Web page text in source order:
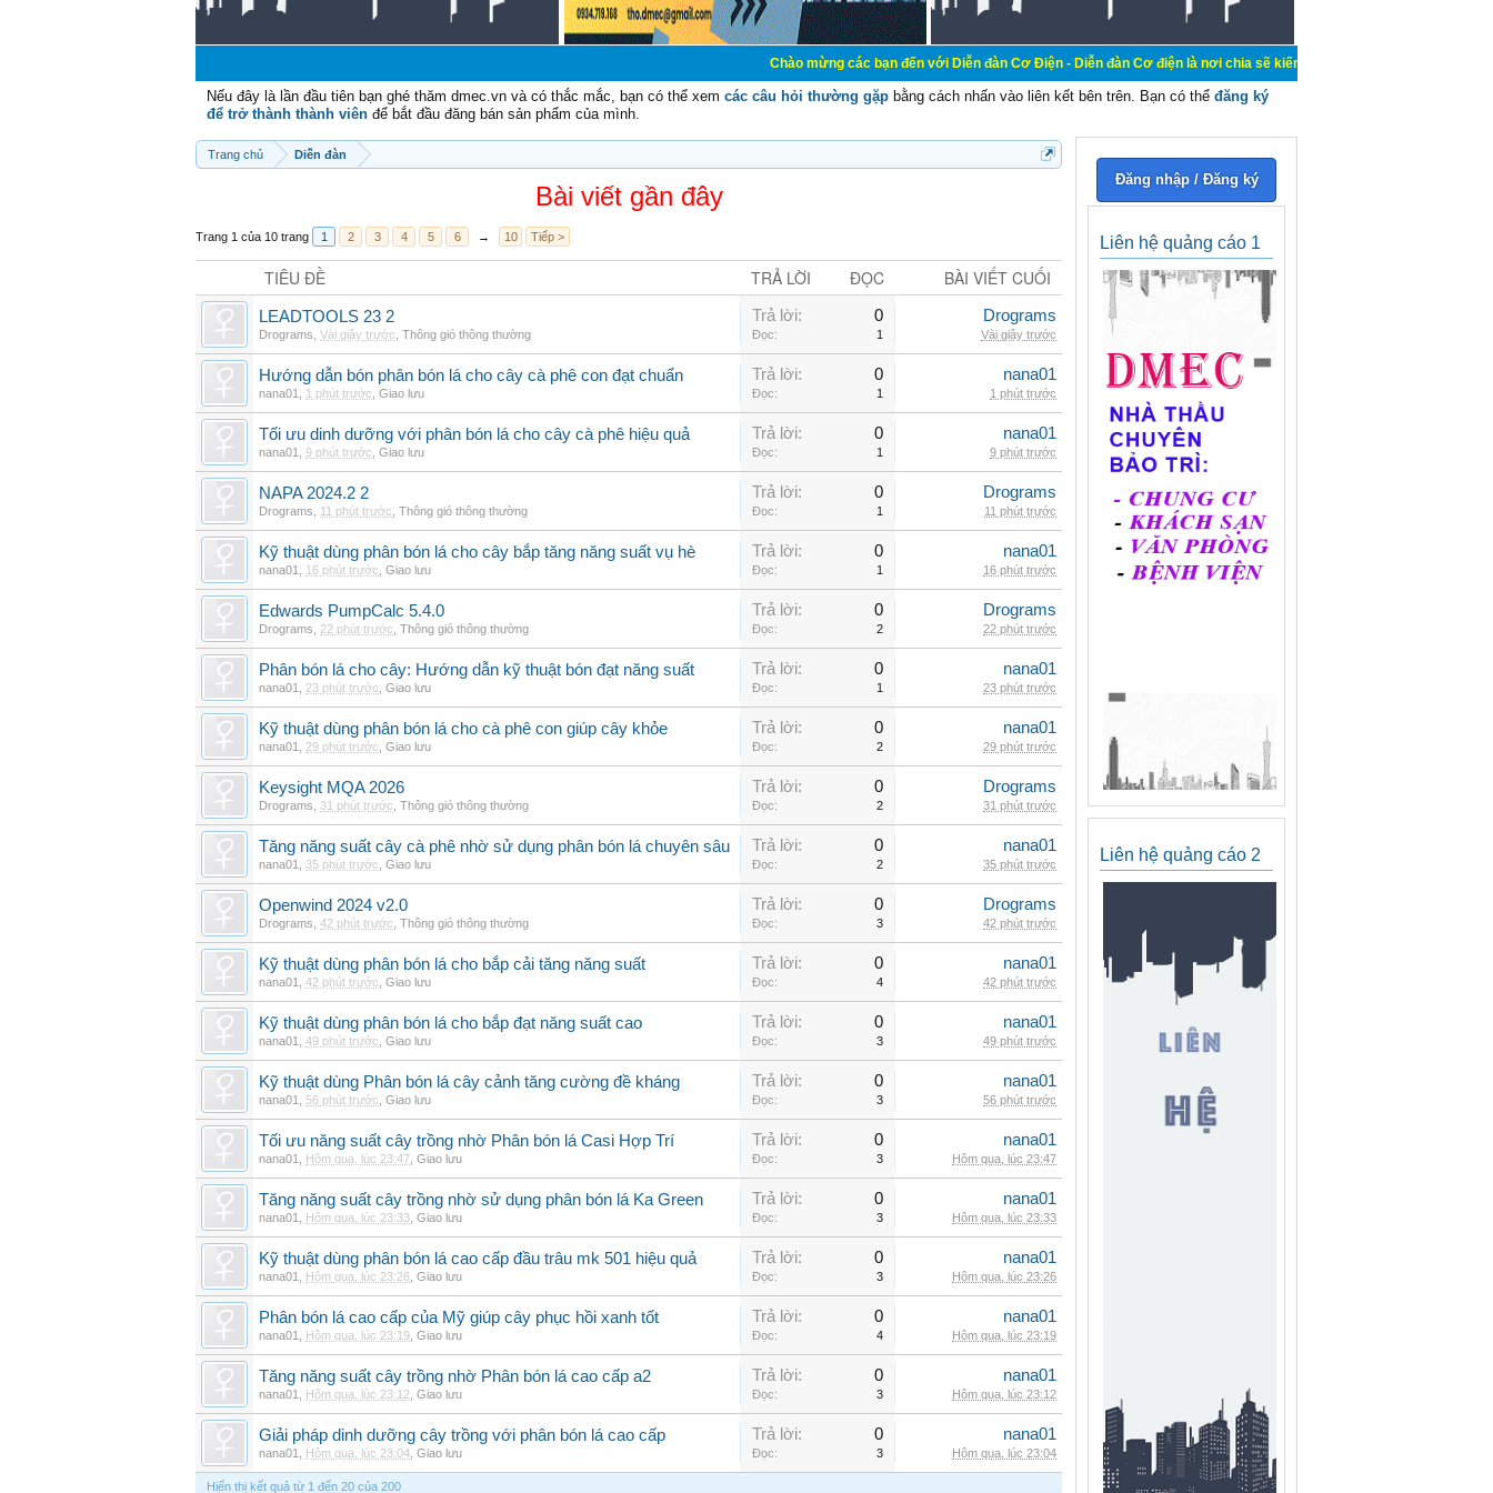
Chào mừng các bạn đến với Diễn đàn Cơ Điện - Diễn đàn Cơ điện là nơi chia sẽ kiến thức kinh nghiệm trong lãnh vực cơ
Nếu đây là lần đầu tiên bạn ghé thăm dmec.vn và có thắc mắc, bạn có thể xem các câu hỏi thường gặp bằng cách nhấn vào liên kết bên trên. Bạn có thể đăng ký
để trở thành thành viên để bắt đầu đăng bán sản phẩm của mình.
Trang chủ Diễn đàn
Bài viết gần đây
Trang 1 của 10 trang 1 2 3 4 5 6 → 10 Tiếp >
TIÊU ĐỀ TRẢ LỜI ĐỌC BÀI VIẾT CUỐI
LEADTOOLS 23 2
Drograms Vài giây trước Thông gió thông thường
Trả lời: 0
Đọc: 1
Drograms
Vài giây trước
Hướng dẫn bón phân bón lá cho cây cà phê con đạt chuẩn
nana01 1 phút trước Giao lưu
Trả lời: 0
Đọc: 1
nana01
1 phút trước
Tối ưu dinh dưỡng với phân bón lá cho cây cà phê hiệu quả
nana01 9 phút trước Giao lưu
Trả lời: 0
Đọc: 1
nana01
9 phút trước
NAPA 2024.2 2
Drograms 11 phút trước Thông gió thông thường
Trả lời: 0
Đọc: 1
Drograms
11 phút trước
Kỹ thuật dùng phân bón lá cho cây bắp tăng năng suất vụ hè
nana01 16 phút trước Giao lưu
Trả lời: 0
Đọc: 1
nana01
16 phút trước
Edwards PumpCalc 5.4.0
Drograms 22 phút trước Thông gió thông thường
Trả lời: 0
Đọc: 2
Drograms
22 phút trước
Phân bón lá cho cây: Hướng dẫn kỹ thuật bón đạt năng suất
nana01 23 phút trước Giao lưu
Trả lời: 0
Đọc: 1
nana01
23 phút trước
Kỹ thuật dùng phân bón lá cho cà phê con giúp cây khỏe
nana01 29 phút trước Giao lưu
Trả lời: 0
Đọc: 2
nana01
29 phút trước
Keysight MQA 2026
Drograms 31 phút trước Thông gió thông thường
Trả lời: 0
Đọc: 2
Drograms
31 phút trước
Tăng năng suất cây cà phê nhờ sử dụng phân bón lá chuyên sâu
nana01 35 phút trước Giao lưu
Trả lời: 0
Đọc: 2
nana01
35 phút trước
Openwind 2024 v2.0
Drograms 42 phút trước Thông gió thông thường
Trả lời: 0
Đọc: 3
Drograms
42 phút trước
Kỹ thuật dùng phân bón lá cho bắp cải tăng năng suất
nana01 42 phút trước Giao lưu
Trả lời: 0
Đọc: 4
nana01
42 phút trước
Kỹ thuật dùng phân bón lá cho bắp đạt năng suất cao
nana01 49 phút trước Giao lưu
Trả lời: 0
Đọc: 3
nana01
49 phút trước
Kỹ thuật dùng Phân bón lá cây cảnh tăng cường đề kháng
nana01 56 phút trước Giao lưu
Trả lời: 0
Đọc: 3
nana01
56 phút trước
Tối ưu năng suất cây trồng nhờ Phân bón lá Casi Hợp Trí
nana01 Hôm qua, lúc 23:47 Giao lưu
Trả lời: 0
Đọc: 3
nana01
Hôm qua, lúc 23:47
Tăng năng suất cây trồng nhờ sử dụng phân bón lá Ka Green
nana01 Hôm qua, lúc 23:33 Giao lưu
Trả lời: 0
Đọc: 3
nana01
Hôm qua, lúc 23:33
Kỹ thuật dùng phân bón lá cao cấp đầu trâu mk 501 hiệu quả
nana01 Hôm qua, lúc 23:26 Giao lưu
Trả lời: 0
Đọc: 3
nana01
Hôm qua, lúc 23:26
Phân bón lá cao cấp của Mỹ giúp cây phục hồi xanh tốt
nana01 Hôm qua, lúc 23:19 Giao lưu
Trả lời: 0
Đọc: 4
nana01
Hôm qua, lúc 23:19
Tăng năng suất cây trồng nhờ Phân bón lá cao cấp a2
nana01 Hôm qua, lúc 23:12 Giao lưu
Trả lời: 0
Đọc: 3
nana01
Hôm qua, lúc 23:12
Giải pháp dinh dưỡng cây trồng với phân bón lá cao cấp
nana01 Hôm qua, lúc 23:04 Giao lưu
Trả lời: 0
Đọc: 3
nana01
Hôm qua, lúc 23:04
Hiển thị kết quả từ 1 đến 20 của 200
Đăng nhập / Đăng ký
Liên hệ quảng cáo 1
Liên hệ quảng cáo 2